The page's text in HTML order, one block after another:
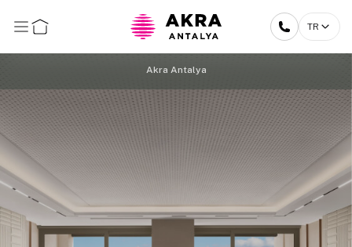
TR
Akra Antalya